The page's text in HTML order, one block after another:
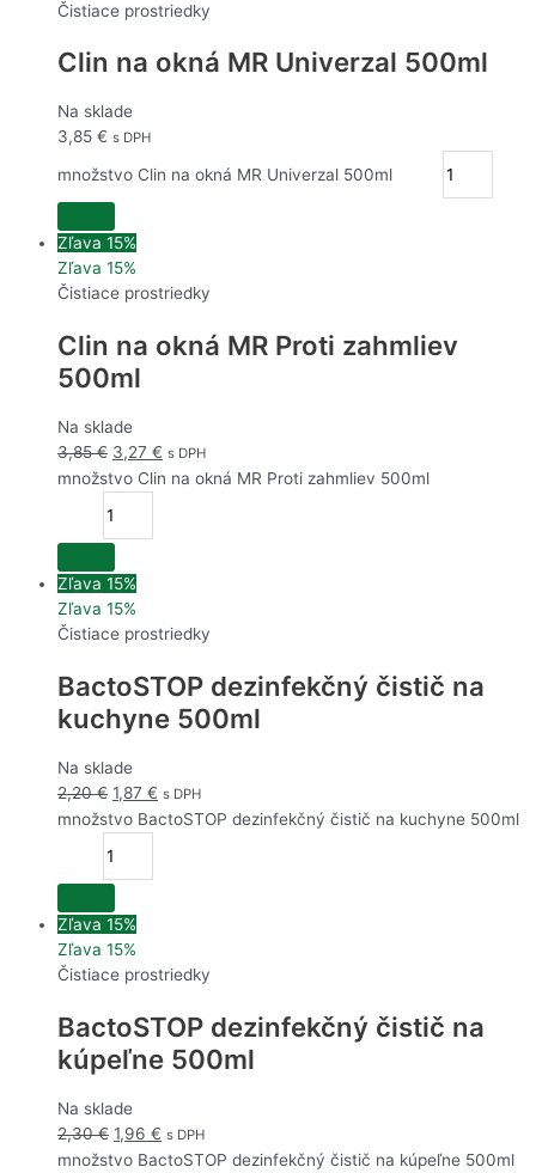
4,24 €
Cif krém Biely 500ml
3,14 €
5,47 €
4,65 €
3,87 €
3,30 €
Savo Prim kvetin.vôňa 1,2l
4,55 €
3,87 €
Q Power čistiaci piesok citrón 400g
1,37 €
Čistiace prostriedky
Clin na okná MR Univerzal 500ml
Na sklade
3,85 € s DPH
množstvo Clin na okná MR Univerzal 500ml
Zľava 15%
Zľava 15%
Čistiace prostriedky
Clin na okná MR Proti zahmliev
500ml
Na sklade
3,85€ 3,27 € s DPH
množstvo Clin na okná MR Proti zahmliev 500ml
Zľava 15%
Zľava 15%
Čistiace prostriedky
BactoSTOP dezinfekčný čistič na
kuchyne 500ml
Na sklade
2,20€ 1,87 € s DPH
množstvo BactoSTOP dezinfekčný čistič na kuchyne 500ml
Zľava 15%
Zľava 15%
Čistiace prostriedky
BactoSTOP dezinfekčný čistič na
kúpeľne 500ml
Na sklade
2,30€ 1,96 € s DPH
množstvo BactoSTOP dezinfekčný čistič na kúpeľne 500ml